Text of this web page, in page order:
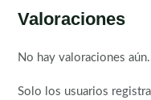
Valoraciones
No hay valoraciones aún.
Solo los usuarios